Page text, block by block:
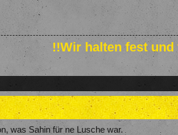
!!Wir halten fest
was Sahin für ne Lusche war.